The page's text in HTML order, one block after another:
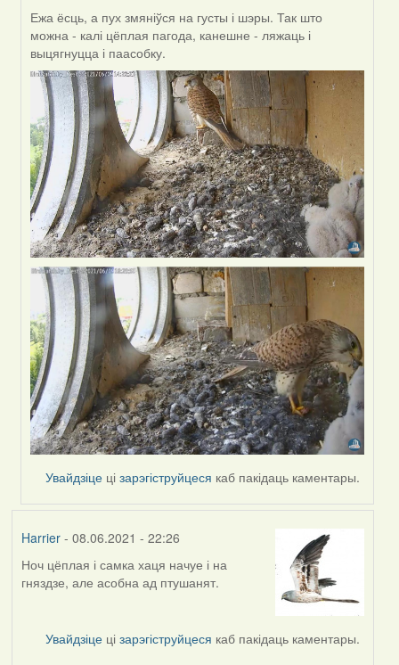
Ежа ёсць, а пух змяніўся на густы і шэры. Так што
можна - калі цёплая пагода, канешне - ляжаць і
выцягнуцца і паасобку.
Увайдзіце цізарэгіструйцеся каб пакідаць каментары.
Harrier- 08.06.2021 - 22:26
Ноч цёплая і самка хаця начуе і на
гняздзе, але асобна ад птушанят.
Увайдзіце цізарэгіструйцеся каб пакідаць каментары.